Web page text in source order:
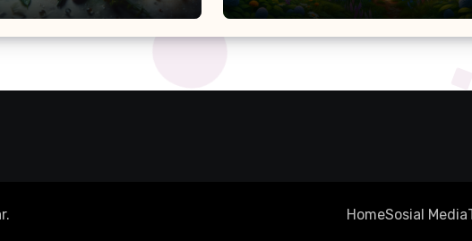
. HomeSosial Media